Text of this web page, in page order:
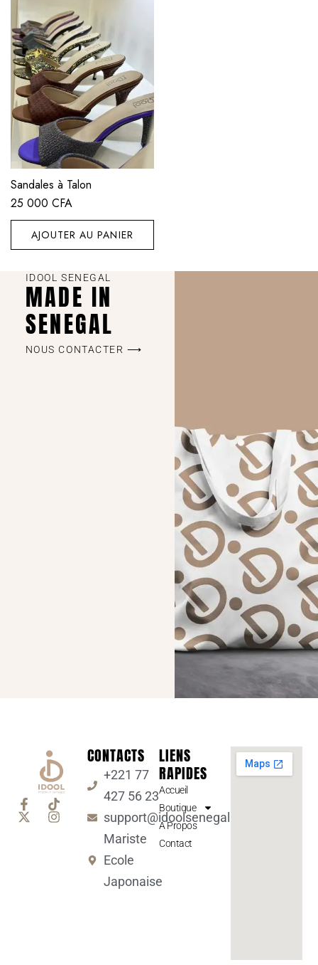
Sandales à Talon
25 000 CFA
AJOUTER AU PANIER
IDOOL SENEGAL
MADE IN
SENEGAL
NOUS CONTACTER ⟶
CONTACTS
+221 77
427 56 23
support@idoolsenegal.com
Mariste
Ecole
Japonaise
LIENS
RAPIDES
Accueil
Boutique
A Propos
Contact